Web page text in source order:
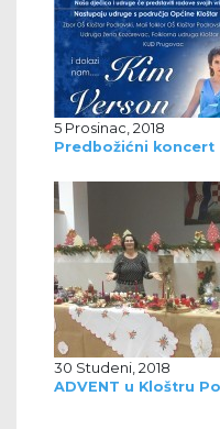
5 Prosinac, 2018
Predbožićni koncert
30 Studeni, 2018
ADVENT u Kloštru